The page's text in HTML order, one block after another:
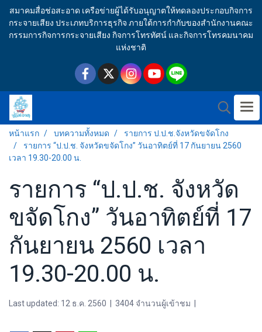
สมาคมสื่อช่อสะอาด เครือข่ายผู้ได้รับอนุญาตให้ทดลองประกอบกิจการ
กระจายเสียง ประเภทบริการธุรกิจ ภายใต้การกำกับของสำนักงานคณะ
กรรมการกิจการกระจายเสียง กิจการโทรทัศน์ และกิจการโทรคมนาคม
แห่งชาติ
หน้าแรก บทความทั้งหมด
รายการ ป.ป.ช.จังหวัดขจัดโกง
รายการ “ป.ป.ช. จังหวัดขจัดโกง” วันอาทิตย์ที่ 17 กันยายน 2560
เวลา 19.30-20.00 น.
รายการ “ป.ป.ช. จังหวัด
ขจัดโกง” วันอาทิตย์ที่ 17
กันยายน 2560 เวลา
19.30-20.00 น.
Last updated: 12 ธ.ค. 2560 3404 จำนวนผู้เข้าชม